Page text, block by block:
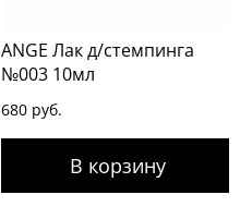
ANGE Лак д/стемпинга
№003 10мл
680 руб.